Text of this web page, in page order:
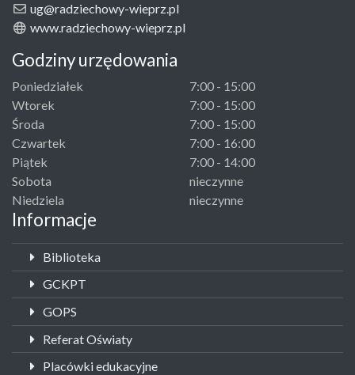
ug@radziechowy-wieprz.pl
www.radziechowy-wieprz.pl
Godziny urzędowania
Poniedziałek
7:00 - 15:00
Wtorek
7:00 - 15:00
Środa
7:00 - 15:00
Czwartek
7:00 - 16:00
Piątek
7:00 - 14:00
Sobota
nieczynne
Niedziela
nieczynne
Informacje
Biblioteka
GCKPT
GOPS
Referat Oświaty
Placówki edukacyjne